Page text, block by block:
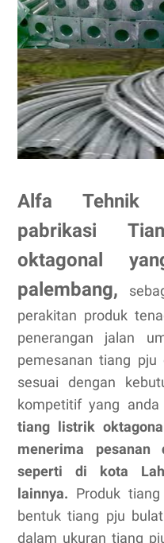
Alfa Tehnik
pabrikasi
oktagonal
palembang,
perakitan produk
penerangan jalan
pemesanan tiang
sesuai dengan
kompetitif yang anda
tiang listrik
menerima
seperti di kota
lainnya. Produk
bentuk tiang pju
dalam ukuran tiang